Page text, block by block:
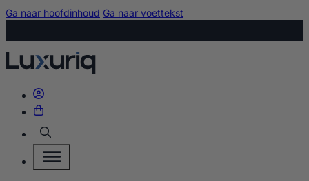
Ga naar hoofdinhoud Ga naar voettekst
Zoeken